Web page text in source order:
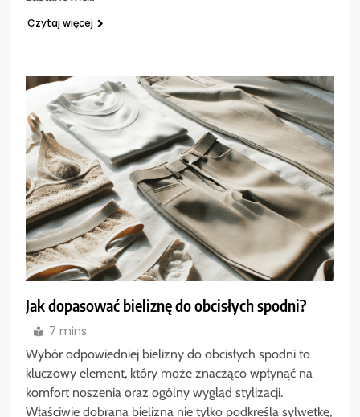
Czytaj więcej
Jak dopasować bieliznę do obcisłych spodni?
7 mins
Wybór odpowiedniej bielizny do obcisłych spodni to
kluczowy element, który może znacząco wpłynąć na
komfort noszenia oraz ogólny wygląd stylizacji.
Właściwie dobrana bielizna nie tylko podkreśla sylwetkę,